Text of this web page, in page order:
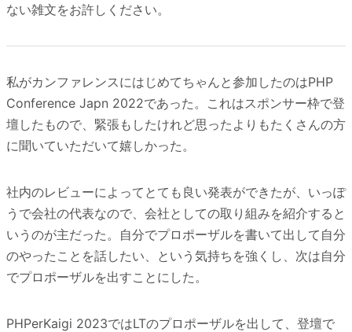
ない雑文をお許しください。
私がカンファレンスにはじめてちゃんと参加したのはPHP
Conference Japn 2022であった。これはスポンサー枠で登
壇したもので、緊張もしたけれど思ったよりもたくさんの方
に聞いていただいて嬉しかった。
社内のレビューによってとても良い発表ができたが、いっぽ
うで会社の代表なので、会社としての取り組みを紹介すると
いうのが主だった。自分でプロポーザルを書いて出して自分
のやったことを話したい、という気持ちを強くし、次は自分
でプロポーザルを出すことにした。
PHPerKaigi 2023ではLTのプロポーザルを出して、登壇で